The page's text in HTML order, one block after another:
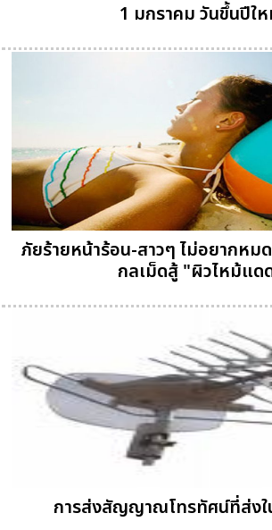
1 มกราคม วันขึ้นปีใ
ภัยร้ายหน้าร้อน-สาวๆ ไม่อยากหม
กลเม็ดสู้ "ผิวไหม้แด
การส่งสัญญาณโทรทัศน์ที่ส่งใ